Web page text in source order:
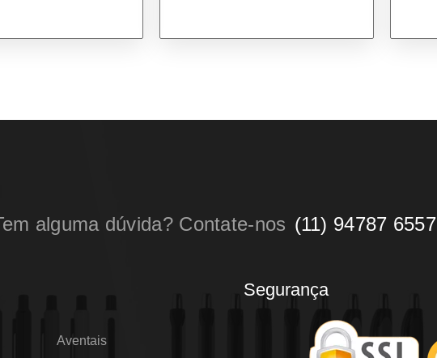
alguma dúvida? Contate-nos (11) 94787 6557
Aventais
Segurança